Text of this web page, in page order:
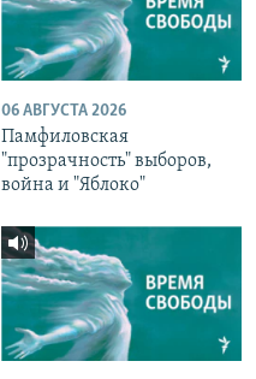
06 АВГУСТА 2026
Памфиловская
"прозрачность" выборов,
война и "Яблоко"